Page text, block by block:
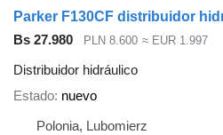
Bs 27.980 PLN 8.600 ≈ EUR 1.997
Distribuidor hidráulico
Estado nuevo
Polonia, Lubomierz